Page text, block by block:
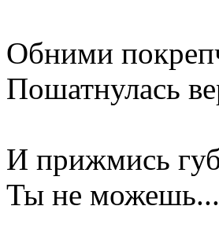
Обними
Пошатнулась
И прижмись
Ты не